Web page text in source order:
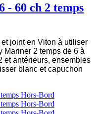
60 ch 2 temps
joint en Viton à utiliser
Mariner 2 temps de 6 à
et antérieurs, ensembles
blanc et capuchon